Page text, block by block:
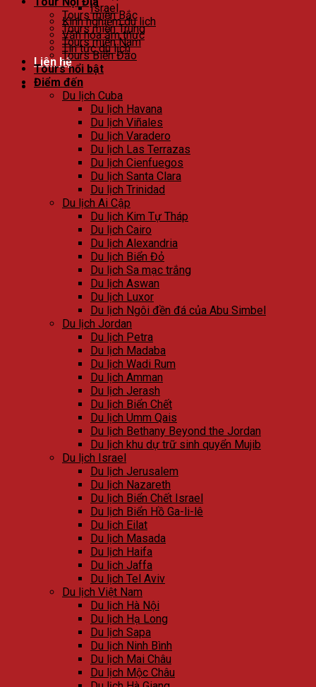
Israel
Kinh nghiệm du lịch
Văn hóa ẩm thực
Tin tức du lịch
Liên hệ
Tours miền Bắc
Tours miền Trung
Tours miền Nam
Tours Biển Đảo
Tours nổi bật
Điểm đến
Du lịch Cuba
Du lịch Havana
Du lịch Viñales
Du lịch Varadero
Du lịch Las Terrazas
Du lịch Cienfuegos
Du lịch Santa Clara
Du lịch Trinidad
Du lịch Ai Cập
Du lịch Kim Tự Tháp
Du lịch Cairo
Du lịch Alexandria
Du lịch Biển Đỏ
Du lịch Sa mạc trắng
Du lịch Aswan
Du lịch Luxor
Du lịch Ngôi đền đá của Abu Simbel
Du lịch Jordan
Du lịch Petra
Du lịch Madaba
Du lịch Wadi Rum
Du lịch Amman
Du lịch Jerash
Du lịch Biển Chết
Du lịch Umm Qais
Du lịch Bethany Beyond the Jordan
Du lịch khu dự trữ sinh quyển Mujib
Du lịch Israel
Du lịch Jerusalem
Du lịch Nazareth
Du lịch Biển Chết Israel
Du lịch Biển Hồ Ga-li-lê
Du lịch Eilat
Du lịch Masada
Du lịch Haifa
Du lịch Jaffa
Du lịch Tel Aviv
Du lịch Việt Nam
Du lịch Hà Nội
Du lịch Hạ Long
Du lịch Sapa
Du lịch Ninh Bình
Du lịch Mai Châu
Du lịch Mộc Châu